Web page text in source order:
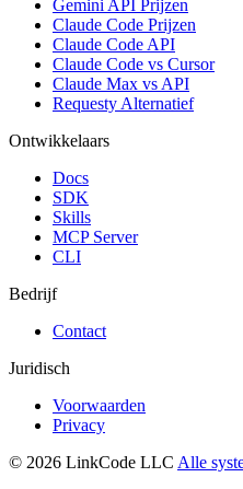
Gemini API Prijzen
Claude Code Prijzen
Claude Code API
Claude Code vs Cursor
Claude Max vs API
Requesty Alternatief
Ontwikkelaars
Docs
SDK
Skills
MCP Server
CLI
Bedrijf
Contact
Juridisch
Voorwaarden
Privacy
© 2026 LinkCode LLC Alle